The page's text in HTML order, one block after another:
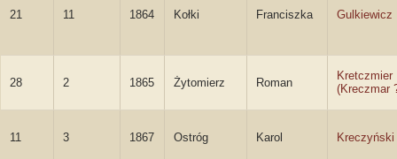
21 11 1864 Kołki Franciszka Gulkiewicz
28 2 1865 Żytomierz Roman
Kretczmier
(Kreczmar
11 3 1867 Ostróg Karol Kreczyński